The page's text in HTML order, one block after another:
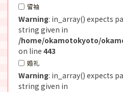
留袖
Warning: in_array() expects
string given in
/home/okamotokyoto/
on line 443
婚礼
Warning: in_array() expects
string given in